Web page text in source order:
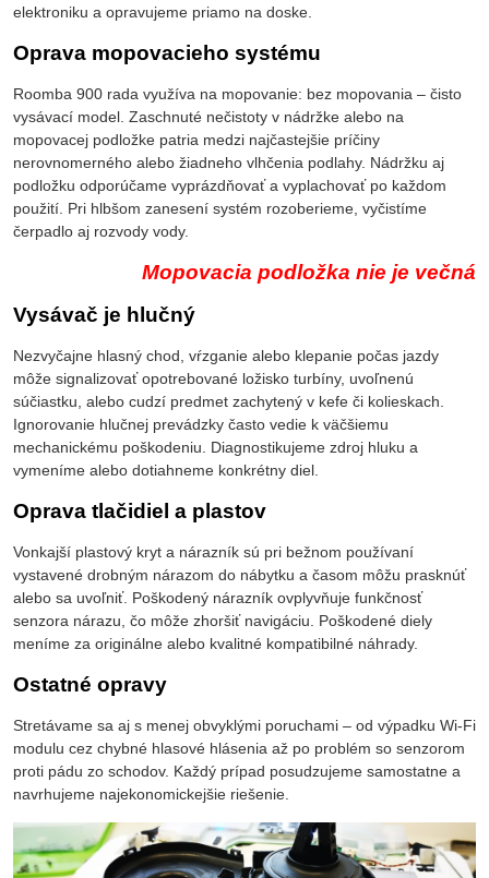
elektroniku a opravujeme priamo na doske.
Oprava mopovacieho systému
Roomba 900 rada využíva na mopovanie: bez mopovania – čisto
vysávací model. Zaschnuté nečistoty v nádržke alebo na
mopovacej podložke patria medzi najčastejšie príčiny
nerovnomerného alebo žiadneho vlhčenia podlahy. Nádržku aj
podložku odporúčame vyprázdňovať a vyplachovať po každom
použití. Pri hlbšom zanesení systém rozoberieme, vyčistíme
čerpadlo aj rozvody vody.
Mopovacia podložka nie je večná
Vysávač je hlučný
Nezvyčajne hlasný chod, vŕzganie alebo klepanie počas jazdy
môže signalizovať opotrebované ložisko turbíny, uvoľnenú
súčiastku, alebo cudzí predmet zachytený v kefe či kolieskach.
Ignorovanie hlučnej prevádzky často vedie k väčšiemu
mechanickému poškodeniu. Diagnostikujeme zdroj hluku a
vymeníme alebo dotiahneme konkrétny diel.
Oprava tlačidiel a plastov
Vonkajší plastový kryt a nárazník sú pri bežnom používaní
vystavené drobným nárazom do nábytku a časom môžu prasknúť
alebo sa uvoľniť. Poškodený nárazník ovplyvňuje funkčnosť
senzora nárazu, čo môže zhoršiť navigáciu. Poškodené diely
meníme za originálne alebo kvalitné kompatibilné náhrady.
Ostatné opravy
Stretávame sa aj s menej obvyklými poruchami – od výpadku Wi-Fi
modulu cez chybné hlasové hlásenia až po problém so senzorom
proti pádu zo schodov. Každý prípad posudzujeme samostatne a
navrhujeme najekonomickejšie riešenie.